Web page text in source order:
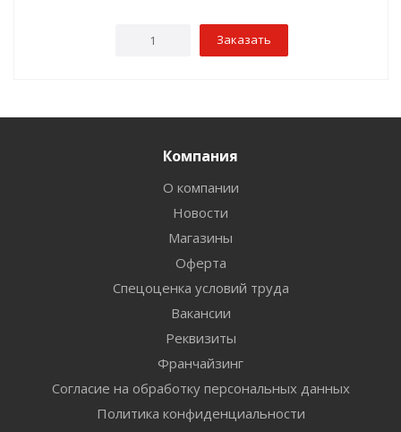
Заказать
Компания
О компании
Новости
Магазины
Оферта
Спецоценка условий труда
Вакансии
Реквизиты
Франчайзинг
Согласие на обработку персональных данных
Политика конфиденциальности